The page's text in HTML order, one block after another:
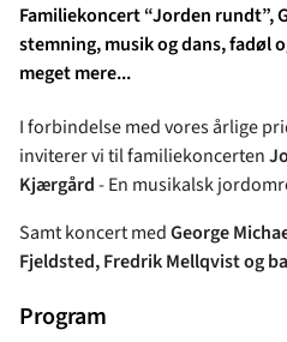
Familiekoncert “Jorden rundt”,
stemning, musik og dans, fadøl
meget mere...
I forbindelse med vores årlige
inviterer vi til familiekoncerten
Kjærgård- En musikalsk
Samt koncert medGeorge
Fjeldsted, Fredrik Mellqvist og
Program